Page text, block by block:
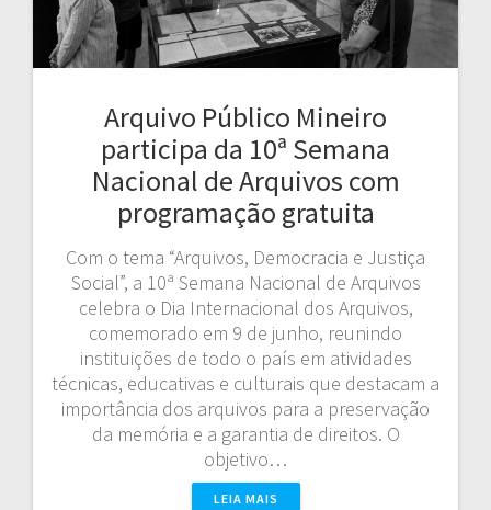
Arquivo Público Mineiro
participa da 10ª Semana
Nacional de Arquivos com
programação gratuita
Com o tema “Arquivos, Democracia e Justiça
Social”, a 10ª Semana Nacional de Arquivos
celebra o Dia Internacional dos Arquivos,
comemorado em 9 de junho, reunindo
instituições de todo o país em atividades
técnicas, educativas e culturais que destacam a
importância dos arquivos para a preservação
da memória e a garantia de direitos. O
objetivo…
LEIA MAIS